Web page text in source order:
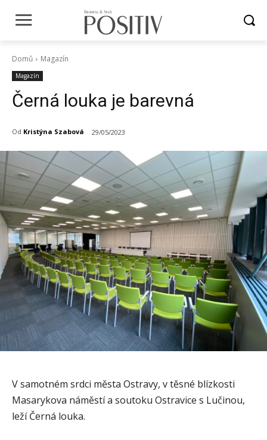
Domů Magazín
Magazín
Černá louka je barevná
Od Kristýna Szabová 29/05/2023
V samotném srdci města Ostravy, v těsné blízkosti
Masarykova náměstí a soutoku Ostravice s Lučinou,
leží Černá louka.